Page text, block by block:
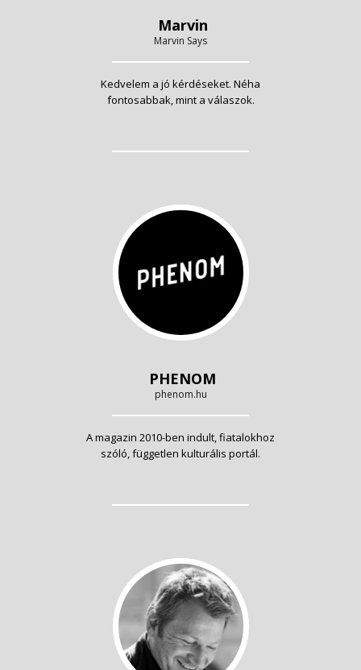
Marvin
Marvin Says
Kedvelem a jó kérdéseket. Néha
fontosabbak, mint a válaszok.
PHENOM
phenom.hu
A magazin 2010-ben indult, fiatalokhoz
szóló, független kulturális portál.